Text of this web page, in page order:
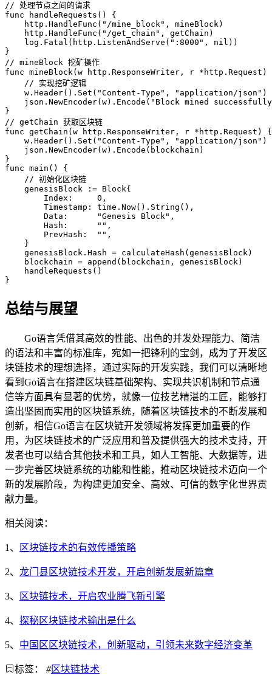
// 处理节点之间的请求
func handleRequests() {
    http.HandleFunc("/mine_block", mineBlock)
    http.HandleFunc("/get_chain", getChain)
    log.Fatal(http.ListenAndServe(":8000", nil))
}
// mineBlock 挖矿操作
func mineBlock(w http.ResponseWriter, r *http.Request)
    // 实现挖矿逻辑
    w.Header().Set("Content-Type", "application/json")
json.NewEncoder(w).Encode("Block mined
}
// getChain 获取区块链
func getChain(w http.ResponseWriter, r *http.Request) {
    w.Header().Set("Content-Type", "application/json")
    json.NewEncoder(w).Encode(blockchain)
}
func main() {
    // 初始化区块链
    genesisBlock := Block{
        Index:     0,
        Timestamp: time.Now().String(),
        Data:      "Genesis Block",
        Hash:      "",
        PrevHash:  "",
    }
    genesisBlock.Hash = calculateHash(genesisBlock)
    blockchain = append(blockchain, genesisBlock)
    handleRequests()
}
总结与展望
Go语言凭借其高效的性能、出色的并发处理能力、简洁
的语法和丰富的标准库，宛如一把锋利的宝剑，成为了开发区
块链技术的理想选择，通过实际的开发实践，我们可以清晰地
看到Go语言在搭建区块链基础架构、实现共识机制和节点通
信等方面具有显著的优势，就像一位技艺精湛的工匠，能够打
造出坚固而实用的区块链系统，随着区块链技术的不断发展和
创新，相信Go语言在区块链开发领域将发挥更加重要的作
用，为区块链技术的广泛应用和普及提供强大的技术支持，开
发者也可以结合其他技术和工具，如人工智能、大数据等，进
一步完善区块链系统的功能和性能，推动区块链技术迈向一个
新的发展阶段，为构建更加安全、高效、可信的数字化世界贡
献力量。
相关阅读：
1、 区块链技术的有效传播策略
2、 龙门县区块链技术开发，开启创新发展新篇章
3、 区块链技术，开启农业腾飞新引擎
4、 探秘区块链技术输出是什么
5、 中国区区块链技术，创新驱动，引领未来数字经济变革
标签： #区块链技术